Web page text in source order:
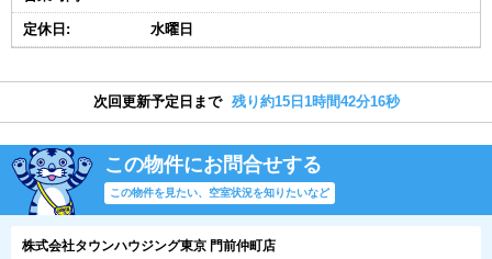
定休日: 水曜日
次回更新予定日まで 残り約15日1時間42分15秒
この物件にお問合せする
この物件を見たい、空室状況を知りたいなど
株式会社タウンハウジング東京 門前仲町店